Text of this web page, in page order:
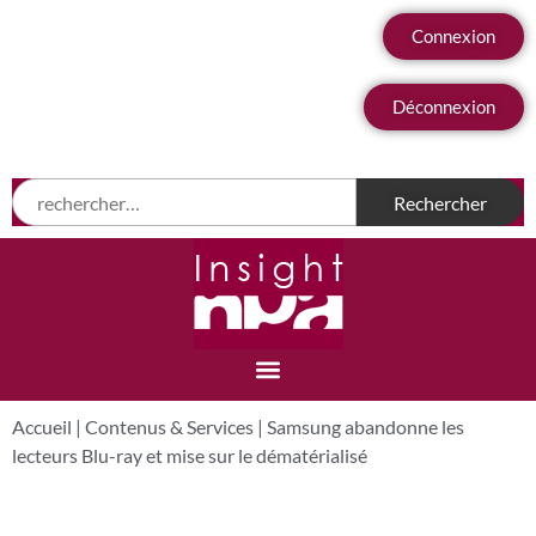
Connexion
Déconnexion
Accueil | Contenus & Services | Samsung abandonne les
lecteurs Blu-ray et mise sur le dématérialisé